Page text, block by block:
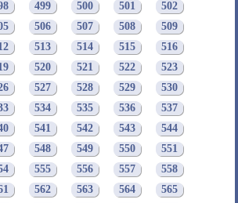
499 500 501
502
506 507 508
509
513 514 515
516
520 521 522
523
527 528 529
530
534 535 536
537
541 542 543
544
548 549 550
551
555 556 557
558
562 563 564
565